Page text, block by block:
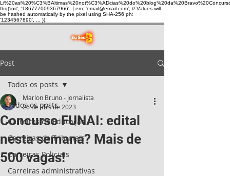
fbq('init', '186777009367966', { em: 'email@email.com', // Values will
be hashed automatically by the pixel using SHA-256 ph:
'1234567890', ... });
Post
Todos os posts
Carreiras da Educação
Carreiras de Tribunais
Carreiras Policiais
Carreiras administrativas
Todos os posts
Concurso FUNAI: edital
nesta semana? Mais de
500 vagas!
Marlon Bruno - Jornalista
26 de abr. de 2023